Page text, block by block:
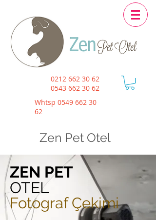
0212 662 30 62
0543 662 30 62
Whtsp 0549 662 30
62
Zen Pet Otel
ZEN PET
OTEL
Fotograf Çekimi